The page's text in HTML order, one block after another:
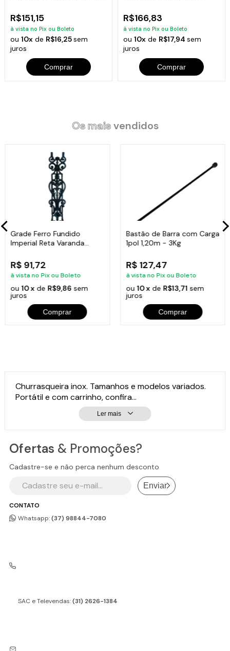
R$151,15
à vista no Pix ou Boleto
ou10x de R$16,25sem
juros
Comprar
R$166,83
à vista no Pix ou Boleto
ou 10xde R$17,94 sem
juros
Comprar
Os maisvendidos
Grade Ferro Fundido
Imperial Reta Varanda
R$ 91,72
à vista no Pix ou Boleto
ou10 x de R$9,86 sem
juros
Comprar
Bastão de Barra com Carga
1pol 1,20m - 3Kg
R$ 127,47
à vista no Pix ou Boleto
ou 10 x de R$13,71 sem
juros
Comprar
Churrasqueira inox. Tamanhos e modelos variados.
Portátil e com carrinho, confira...
Ler mais
CONTATO
Whatsapp:(37) 98844-7080
SAC e Televendas:(31) 2626-1384
Ofertas & Promoções?
Cadastre-se e não perca nenhum desconto
Enviar